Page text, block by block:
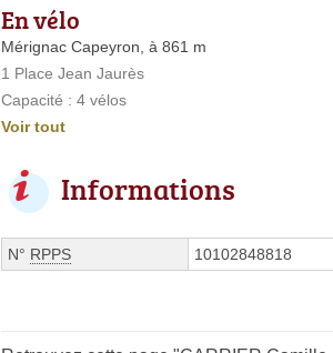
En vélo
Mérignac Capeyron, à 861 m
1 Place Jean Jaurès
Capacité : 4 vélos
Voir tout
Informations
N° RPPS 10102848818